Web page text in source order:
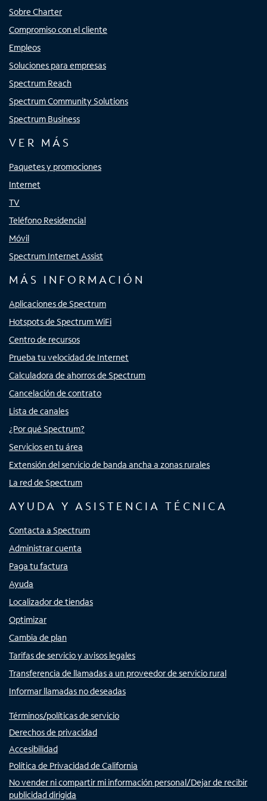
Sobre Charter
Compromiso con el cliente
Empleos
Soluciones para empresas
Spectrum Reach
Spectrum Community Solutions
Spectrum Business
VER MÁS
Paquetes y promociones
Internet
TV
Teléfono Residencial
Móvil
Spectrum Internet Assist
MÁS INFORMACIÓN
Aplicaciones de Spectrum
Hotspots de Spectrum WiFi
Centro de recursos
Prueba tu velocidad de Internet
Calculadora de ahorros de Spectrum
Cancelación de contrato
Lista de canales
¿Por qué Spectrum?
Servicios en tu área
Extensión del servicio de banda ancha a zonas rurales
La red de Spectrum
AYUDA Y ASISTENCIA TÉCNICA
Contacta a Spectrum
Administrar cuenta
Paga tu factura
Ayuda
Localizador de tiendas
Optimizar
Cambia de plan
Tarifas de servicio y avisos legales
Transferencia de llamadas a un proveedor de servicio rural
Informar llamadas no deseadas
Términos/políticas de servicio
Derechos de privacidad
Accesibilidad
Política de Privacidad de California
No vender ni compartir mi información personal/Dejar de recibir
publicidad dirigida